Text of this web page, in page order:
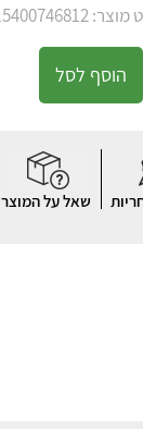
הוסף לסל
שאל על המוצר